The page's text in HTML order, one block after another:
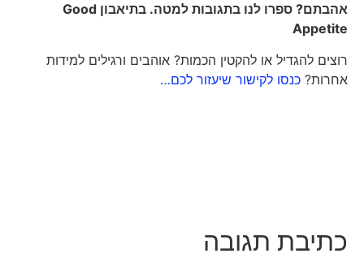
אהבתם? ספרו לנו בתגובות למטה. בתיאבוןGood
Appetite
רוצים להגדיל או להקטין הכמות? אוהבים ורגילים למידות
אחרות?כנסו לקישור שיעזור לכם…
כתיבת תגובה